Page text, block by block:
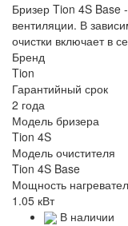
Бризер Tion 4S Base
вентиляции. В
очистки включает в
Бренд
Tion
Гарантийный срок
2 года
Модель бризера
Tion 4S
Модель очистителя
Tion 4S Base
Мощность
1.05 кВт
В наличии